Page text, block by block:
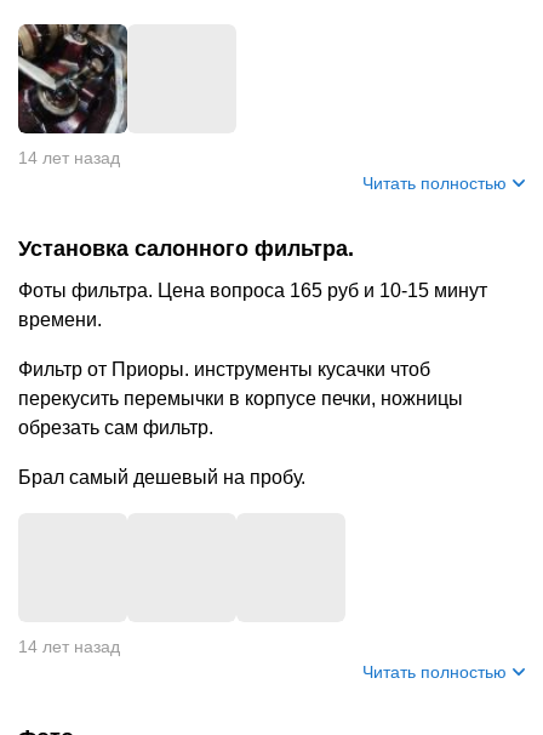
14 лет назад
Читать полностью
Установка салонного фильтра.
Фоты фильтра. Цена вопроса 165 руб и 10-15 минут
времени.
Фильтр от Приоры. инструменты кусачки чтоб
перекусить перемычки в корпусе печки, ножницы
обрезать сам фильтр.
Брал самый дешевый на пробу.
14 лет назад
Читать полностью